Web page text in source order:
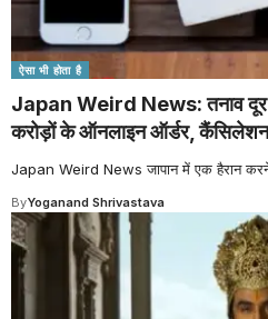
ऐसा भी होता है
Japan Weird News: तनाव दूर
करोड़ों के ऑनलाइन ऑर्डर,
Japan Weird News जापान में एक हैरान करने
ByYoganand Shrivastava